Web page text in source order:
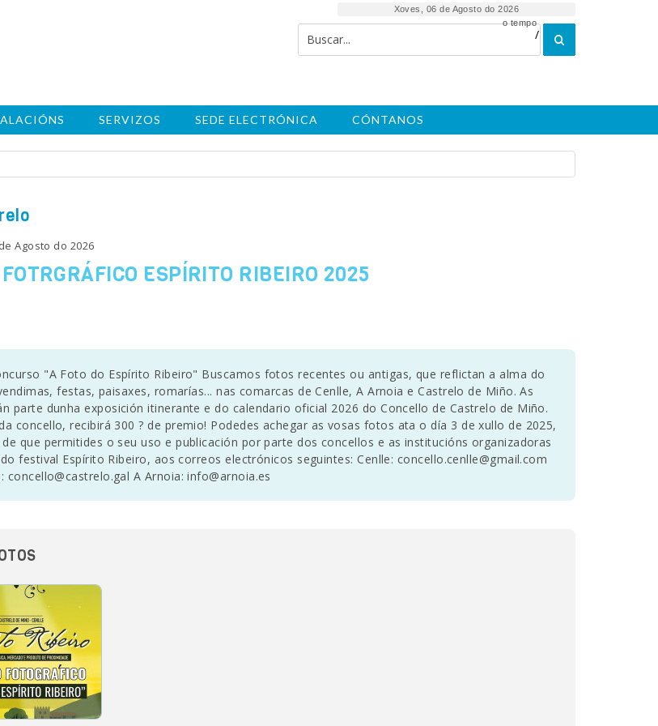
Xoves, 06 de Agosto do 2026
/
o tempo
SERVIZOS SEDE ELECTRÓNICA CÓNTANOS
Agosto do 2026
ESPÍRITO RIBEIRO 2025
"A Foto do Espírito Ribeiro" Buscamos fotos recentes ou antigas, que reflictan a alma do
festas, paisaxes, romarías... nas comarcas de Cenlle, A Arnoia e Castrelo de Miño. As
parte dunha exposición itinerante e do calendario oficial 2026 do Concello de Castrelo de Miño.
concello, recibirá 300 ? de premio! Podedes achegar as vosas fotos ata o día 3 de xullo de 2025,
que permitides o seu uso e publicación por parte dos concellos e as institucións organizadoras
festival Espírito Ribeiro, aos correos electrónicos seguintes: Cenlle: concello.cenlle@gmail.com
concello@castrelo.gal A Arnoia: info@arnoia.es